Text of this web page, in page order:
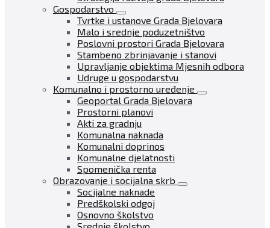
Gospodarstvo
Tvrtke i ustanove Grada Bjelovara
Malo i srednje poduzetništvo
Poslovni prostori Grada Bjelovara
Stambeno zbrinjavanje i stanovi
Upravljanje objektima Mjesnih odbora
Udruge u gospodarstvu
Komunalno i prostorno uređenje
Geoportal Grada Bjelovara
Prostorni planovi
Akti za gradnju
Komunalna naknada
Komunalni doprinos
Komunalne djelatnosti
Spomenička renta
Obrazovanje i socijalna skrb
Socijalne naknade
Predškolski odgoj
Osnovno školstvo